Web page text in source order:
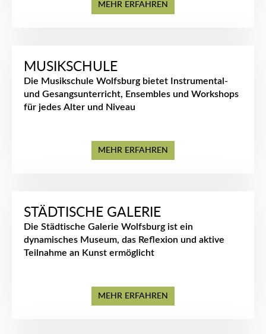
MEHR ERFAHREN
MUSIKSCHULE
Die Musikschule Wolfsburg bietet Instrumental-
und Gesangsunterricht, Ensembles und Workshops
für jedes Alter und Niveau
MEHR ERFAHREN
STÄDTISCHE GALERIE
Die Städtische Galerie Wolfsburg ist ein
dynamisches Museum, das Reflexion und aktive
Teilnahme an Kunst ermöglicht
MEHR ERFAHREN